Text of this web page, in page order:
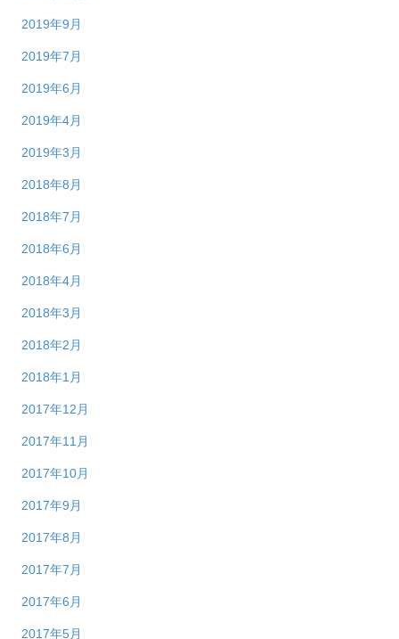
2019年9月
2019年7月
2019年6月
2019年4月
2019年3月
2018年8月
2018年7月
2018年6月
2018年4月
2018年3月
2018年2月
2018年1月
2017年12月
2017年11月
2017年10月
2017年9月
2017年8月
2017年7月
2017年6月
2017年5月